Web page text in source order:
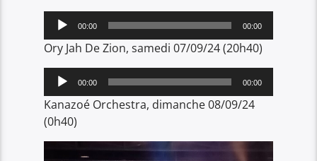
Lecteur
audio
00:00 00:00
Ory Jah De Zion, samedi 07/09/24 (20h40)
Lecteur
audio
00:00 00:00
Kanazoé Orchestra, dimanche 08/09/24
(0h40)